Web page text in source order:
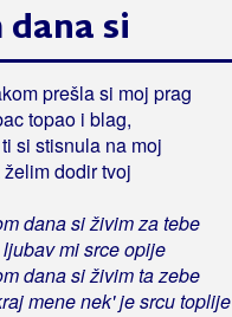
si
prešla si moj prag
topao i blag,
si stisnula na moj
dodir tvoj
dana si živim za tebe
mi srce opije
dana si živim ta zebe
mene nek' je srcu toplije